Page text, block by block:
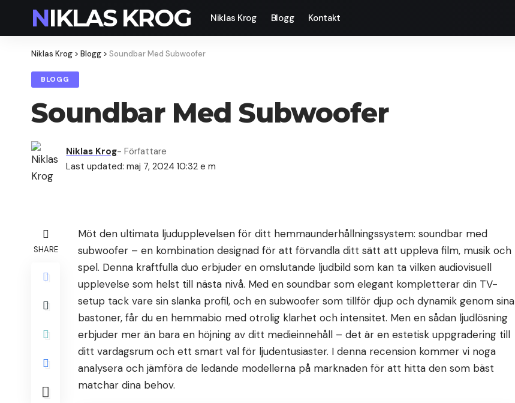
NIKLAS KROG Niklas Krog Blogg Kontakt
Niklas Krog > Blogg > Soundbar Med Subwoofer
BLOGG
Soundbar Med Subwoofer
Last updated: maj 7, 2024 10:32 e m
Niklas Krog- Författare
SHARE
Möt den ultimata ljudupplevelsen för ditt hemmaunderhållningssystem: soundbar med
subwoofer – en kombination designad för att förvandla ditt sätt att uppleva film, musik och
spel. Denna kraftfulla duo erbjuder en omslutande ljudbild som kan ta vilken audiovisuell
upplevelse som helst till nästa nivå. Med en soundbar som elegant kompletterar din TV-
setup tack vare sin slanka profil, och en subwoofer som tillför djup och dynamik genom sina
bastoner, får du en hemmabio med otrolig klarhet och intensitet. Men en sådan ljudlösning
erbjuder mer än bara en höjning av ditt medieinnehåll – det är en estetisk uppgradering till
ditt vardagsrum och ett smart val för ljudentusiaster. I denna recension kommer vi noga
analysera och jämföra de ledande modellerna på marknaden för att hitta den som bäst
matchar dina behov.